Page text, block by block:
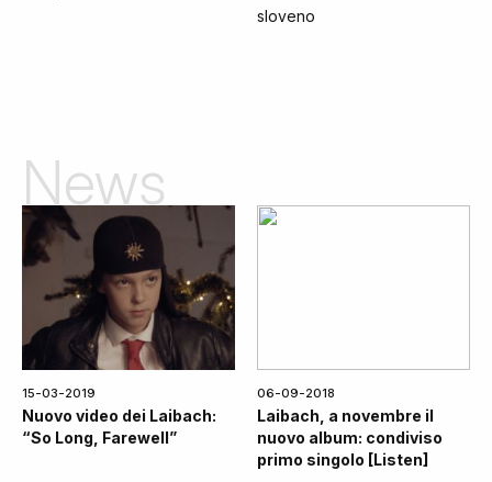
sloveno
News
15-03-2019
Nuovo video dei Laibach:
“So Long, Farewell”
06-09-2018
Laibach, a novembre il
nuovo album: condiviso
primo singolo [Listen]